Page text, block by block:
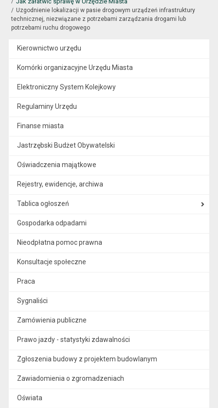
Uzgodnienie lokalizacji w pasie drogowym urządzeń infrastruktury
technicznej, niezwiązane z potrzebami zarządzania drogami lub
potrzebami ruchu drogowego
Kierownictwo urzędu
Komórki organizacyjne Urzędu Miasta
Elektroniczny System Kolejkowy
Regulaminy Urzędu
Finanse miasta
Jastrzębski Budżet Obywatelski
Oświadczenia majątkowe
Rejestry, ewidencje, archiwa
Tablica ogłoszeń
Gospodarka odpadami
Nieodpłatna pomoc prawna
Konsultacje społeczne
Praca
Sygnaliści
Zamówienia publiczne
Prawo jazdy - statystyki zdawalności
Zgłoszenia budowy z projektem budowlanym
Zawiadomienia o zgromadzeniach
Oświata